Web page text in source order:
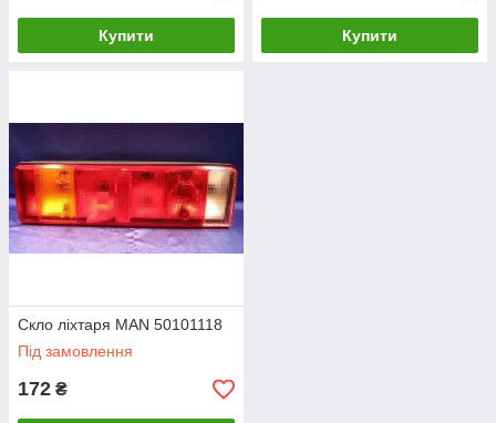
Купити Купити
Скло ліхтаря MAN 50101118
Під замовлення
172 ₴